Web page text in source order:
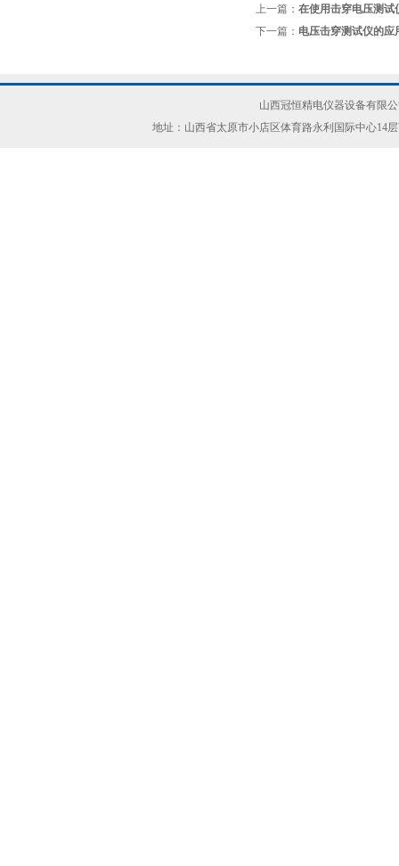
上一篇： 在使用击穿电压测试
下一篇： 电压击穿测试仪的应
山西冠恒精电仪器设备有限
地址：山西省太原市小店区体育路永利国际中心14